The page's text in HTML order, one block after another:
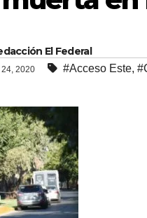
El Federal
24, 2020 #Acceso Este,